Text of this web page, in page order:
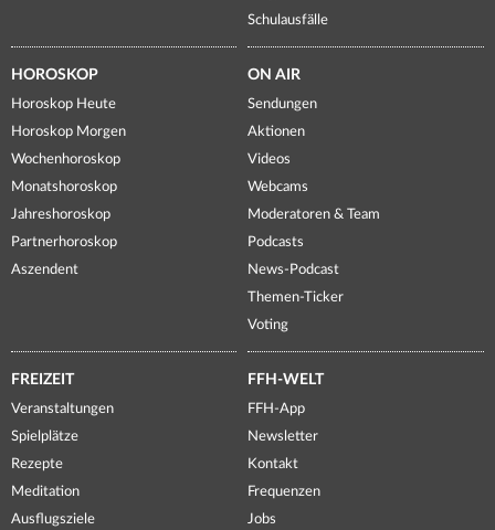
Schulausfälle
HOROSKOP
Horoskop Heute
Horoskop Morgen
Wochenhoroskop
Monatshoroskop
Jahreshoroskop
Partnerhoroskop
Aszendent
ON AIR
Sendungen
Aktionen
Videos
Webcams
Moderatoren & Team
Podcasts
News-Podcast
Themen-Ticker
Voting
FREIZEIT
Veranstaltungen
Spielplätze
Rezepte
Meditation
Ausflugsziele
FFH-WELT
FFH-App
Newsletter
Kontakt
Frequenzen
Jobs